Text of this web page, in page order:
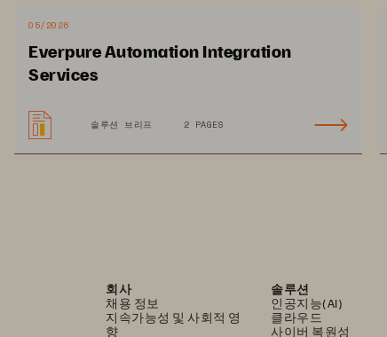
05/2026
Everpure Automation Integration
Services
솔루션 브리프 2 PAGES
회사
채용 정보
지속가능성 및 사회적 영
향
솔루션
인공지능(AI)
클라우드
사이버 복원성